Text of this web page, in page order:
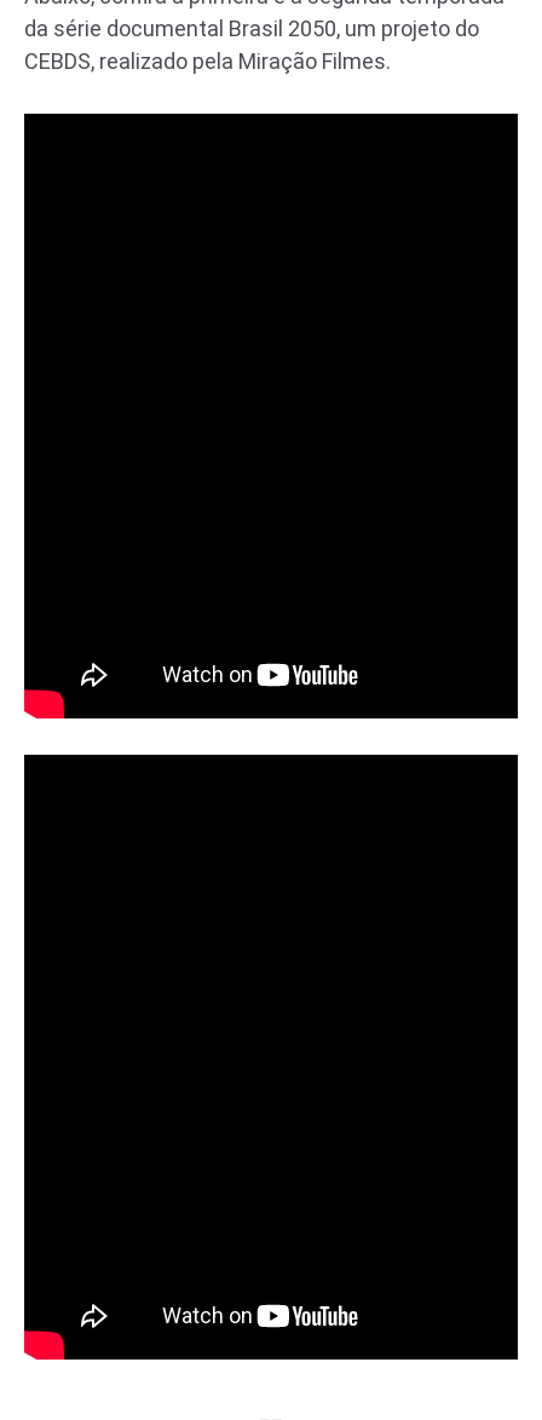
da série documental Brasil 2050, um projeto do
CEBDS, realizado pela Miração Filmes.